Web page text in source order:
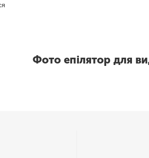
Фото епілятор для